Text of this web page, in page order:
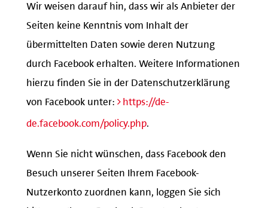
Wir weisen darauf hin, dass wir als Anbieter der
Seiten keine Kenntnis vom Inhalt der
übermittelten Daten sowie deren Nutzung
durch Facebook erhalten. Weitere Informationen
hierzu finden Sie in der Datenschutzerklärung
von Facebook unter: https://de-
de.facebook.com/policy.php
Wenn Sie nicht wünschen, dass Facebook den
Besuch unserer Seiten Ihrem Facebook-
Nutzerkonto zuordnen kann, loggen Sie sich